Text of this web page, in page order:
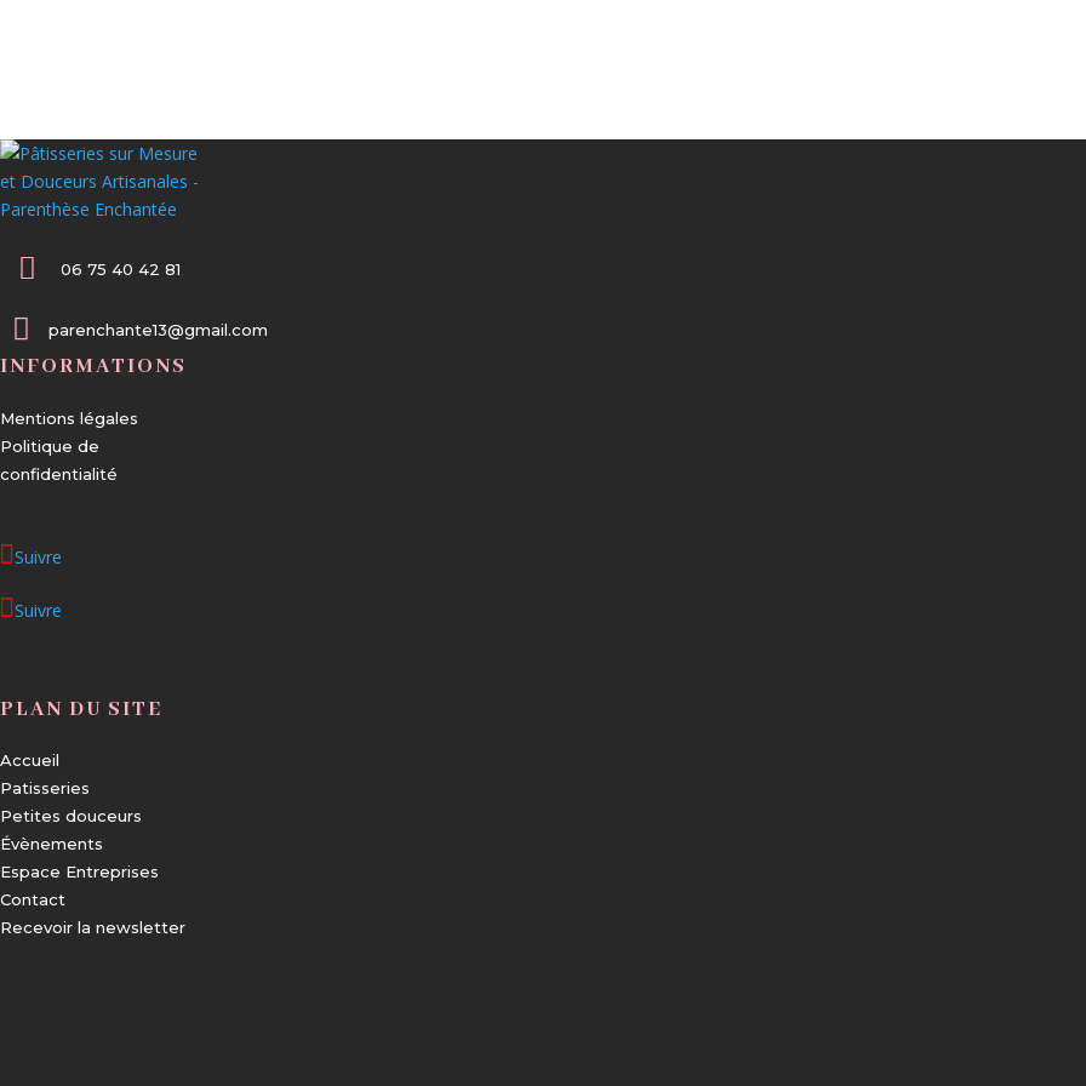
 06 75 40 42 81
 parenchante13@gmail.com
INFORMATIONS
Mentions légales
Politique de
confidentialité
Suivre
Suivre
PLAN DU SITE
Accueil
Patisseries
Petites douceurs
Évènements
Espace Entreprises
Contact
Recevoir la newsletter